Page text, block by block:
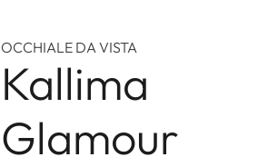
OCCHIALE DA VISTA
Kallima
Glamour